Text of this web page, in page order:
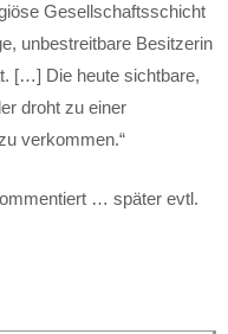
Gesellschaftsschicht
unbestreitbare Besitzerin
[…] Die heute sichtbare,
droht zu einer
verkommen.“
… später evtl.